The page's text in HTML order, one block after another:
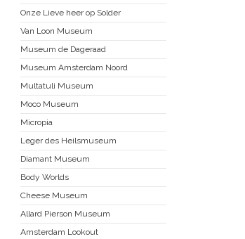
Onze Lieve heer op Solder
Van Loon Museum
Museum de Dageraad
Museum Amsterdam Noord
Multatuli Museum
Moco Museum
Micropia
Leger des Heilsmuseum
Diamant Museum
Body Worlds
Cheese Museum
Allard Pierson Museum
Amsterdam Lookout